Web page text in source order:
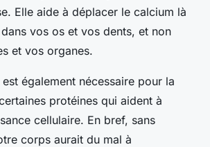
Elle aide à déplacer le calcium là
vos os et vos dents, et non
et vos organes.
également nécessaire pour la
protéines qui aident à
cellulaire. En bref, sans
corps aurait du mal à